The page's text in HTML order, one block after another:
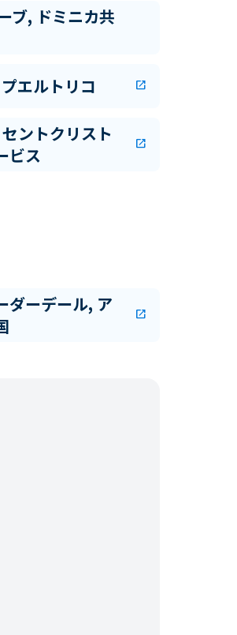
ブ, ドミニカ共
エルトリコ open_in_new
ントクリスト
ビス
open_in_new
ダーデール, ア
open_in_new